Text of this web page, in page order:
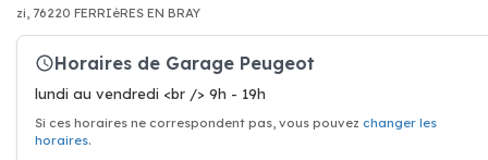
zi, 76220 FERRIèRES EN BRAY
Horaires de Garage Peugeot
lundi au vendredi <br /> 9h - 19h
Si ces horaires ne correspondent pas, vous pouvez changer les
horaires.